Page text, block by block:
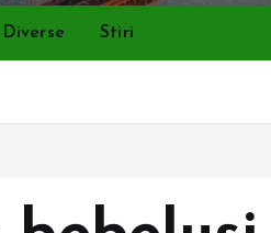
Diverse Stiri